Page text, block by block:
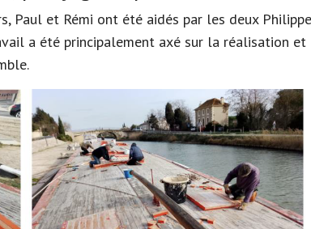
Paul et Rémi ont été aidés par les deux
a été principalement axé sur la réalisation